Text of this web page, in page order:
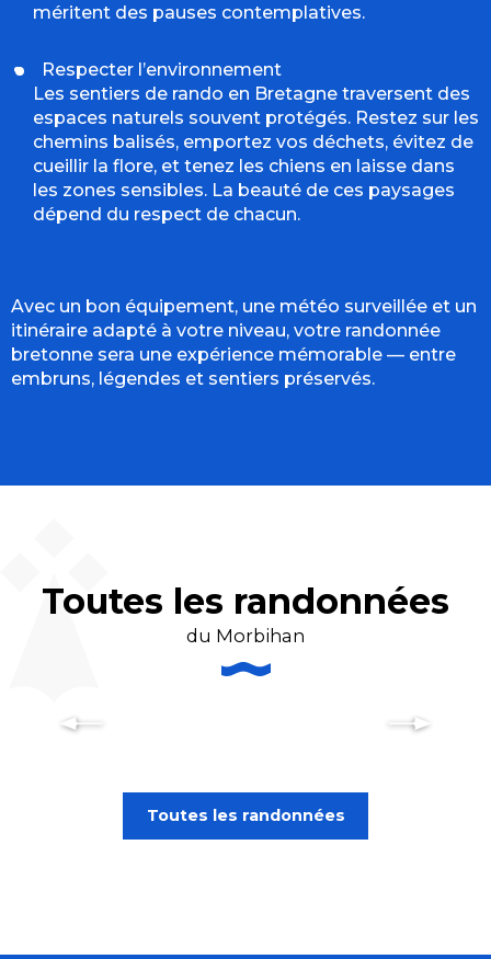
méritent des pauses contemplatives.
Respecter l’environnement
Les sentiers de rando en Bretagne traversent des
espaces naturels souvent protégés. Restez sur les
chemins balisés, emportez vos déchets, évitez de
cueillir la flore, et tenez les chiens en laisse dans
les zones sensibles. La beauté de ces paysages
dépend du respect de chacun.
Avec un bon équipement, une météo surveillée et un
itinéraire adapté à votre niveau, votre randonnée
bretonne sera une expérience mémorable — entre
embruns, légendes et sentiers préservés.
Toutes les randonnées
du Morbihan
Randonnées à vélo
Toutes les randonnées